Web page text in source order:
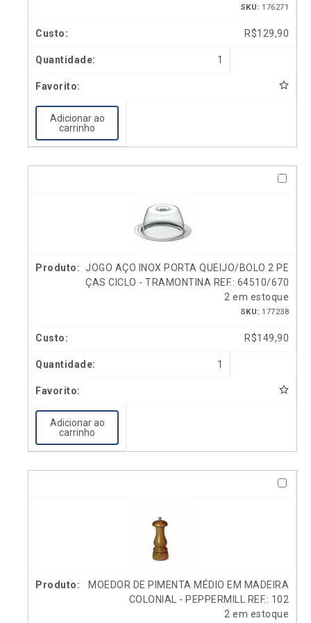
SKU: 176271
R$129,90
1
Adicionar ao
carrinho
JOGO AÇO INOX PORTA QUEIJO/BOLO 2 PE
ÇAS CICLO - TRAMONTINA REF.: 64510/670
2 em estoque
SKU: 177238
R$149,90
1
Adicionar ao
carrinho
MOEDOR DE PIMENTA MÉDIO EM MADEIRA
COLONIAL - PEPPERMILL REF.: 102
2 em estoque